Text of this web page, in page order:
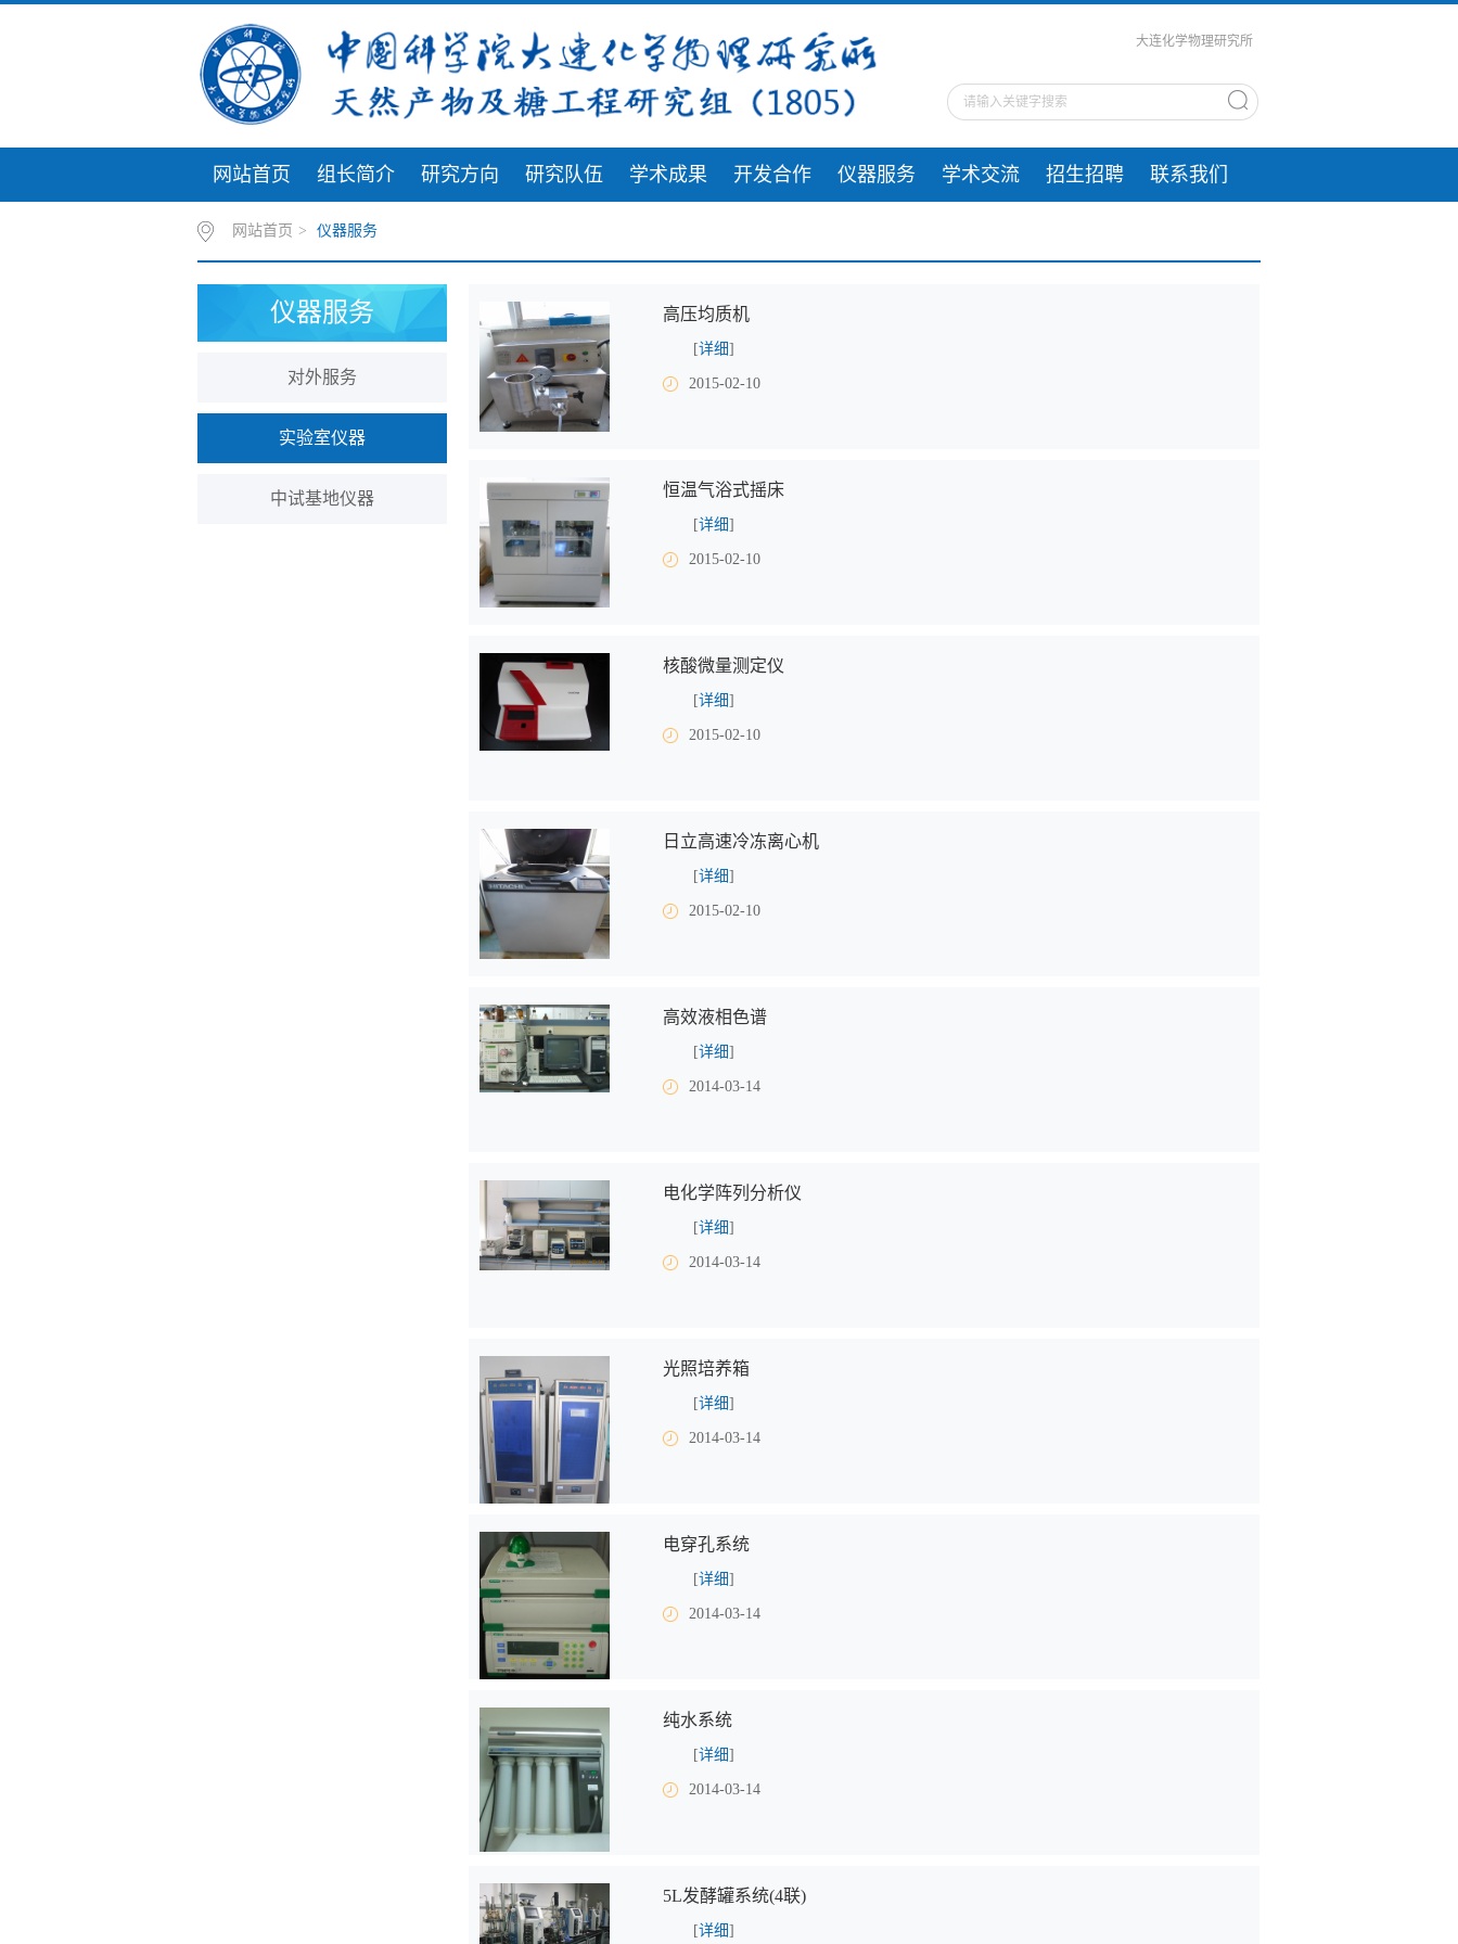
大连化学物理研究所
网站首页 组长简介 研究方向 研究队伍 学术成果 开发合作 仪器服务 学术交流 招生招聘 联系我们
网站首页 > 仪器服务
仪器服务
对外服务
实验室仪器
中试基地仪器
高压均质机
[详细]
2015-02-10
恒温气浴式摇床
[详细]
2015-02-10
核酸微量测定仪
[详细]
2015-02-10
日立高速冷冻离心机
[详细]
2015-02-10
高效液相色谱
[详细]
2014-03-14
电化学阵列分析仪
[详细]
2014-03-14
光照培养箱
[详细]
2014-03-14
电穿孔系统
[详细]
2014-03-14
纯水系统
[详细]
2014-03-14
5L发酵罐系统(4联)
[详细]